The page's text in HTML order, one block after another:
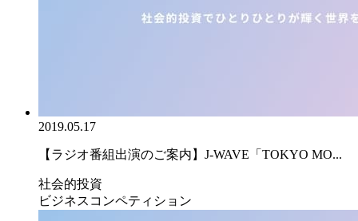
2019.05.17
【ラジオ番組出演のご案内】J-WAVE「TOKYO MO...
社会的投資
ビジネスコンペティション